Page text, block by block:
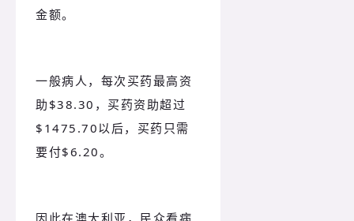
金额。
一般病人，每次买药最高资
助$38.30，买药资助超过
$1475.70以后，买药只需
要付$6.20。